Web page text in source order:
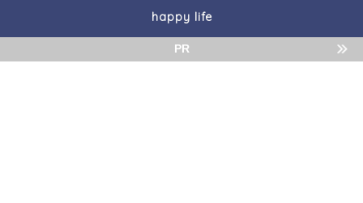
happy life
PR